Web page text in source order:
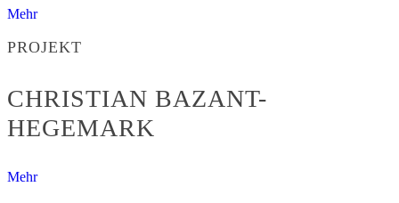
Mehr
PROJEKT
CHRISTIAN BAZANT-
HEGEMARK
Mehr